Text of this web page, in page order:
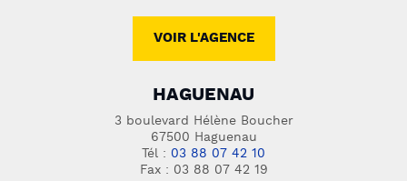
VOIR L'AGENCE
HAGUENAU
3 boulevard Hélène Boucher
67500 Haguenau
Tél : 03 88 07 42 10
Fax : 03 88 07 42 19